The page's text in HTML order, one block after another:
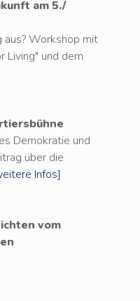
am 5./
aus? Workshop mit
Living" und dem
Demokratie und
über die
Infos]
vom